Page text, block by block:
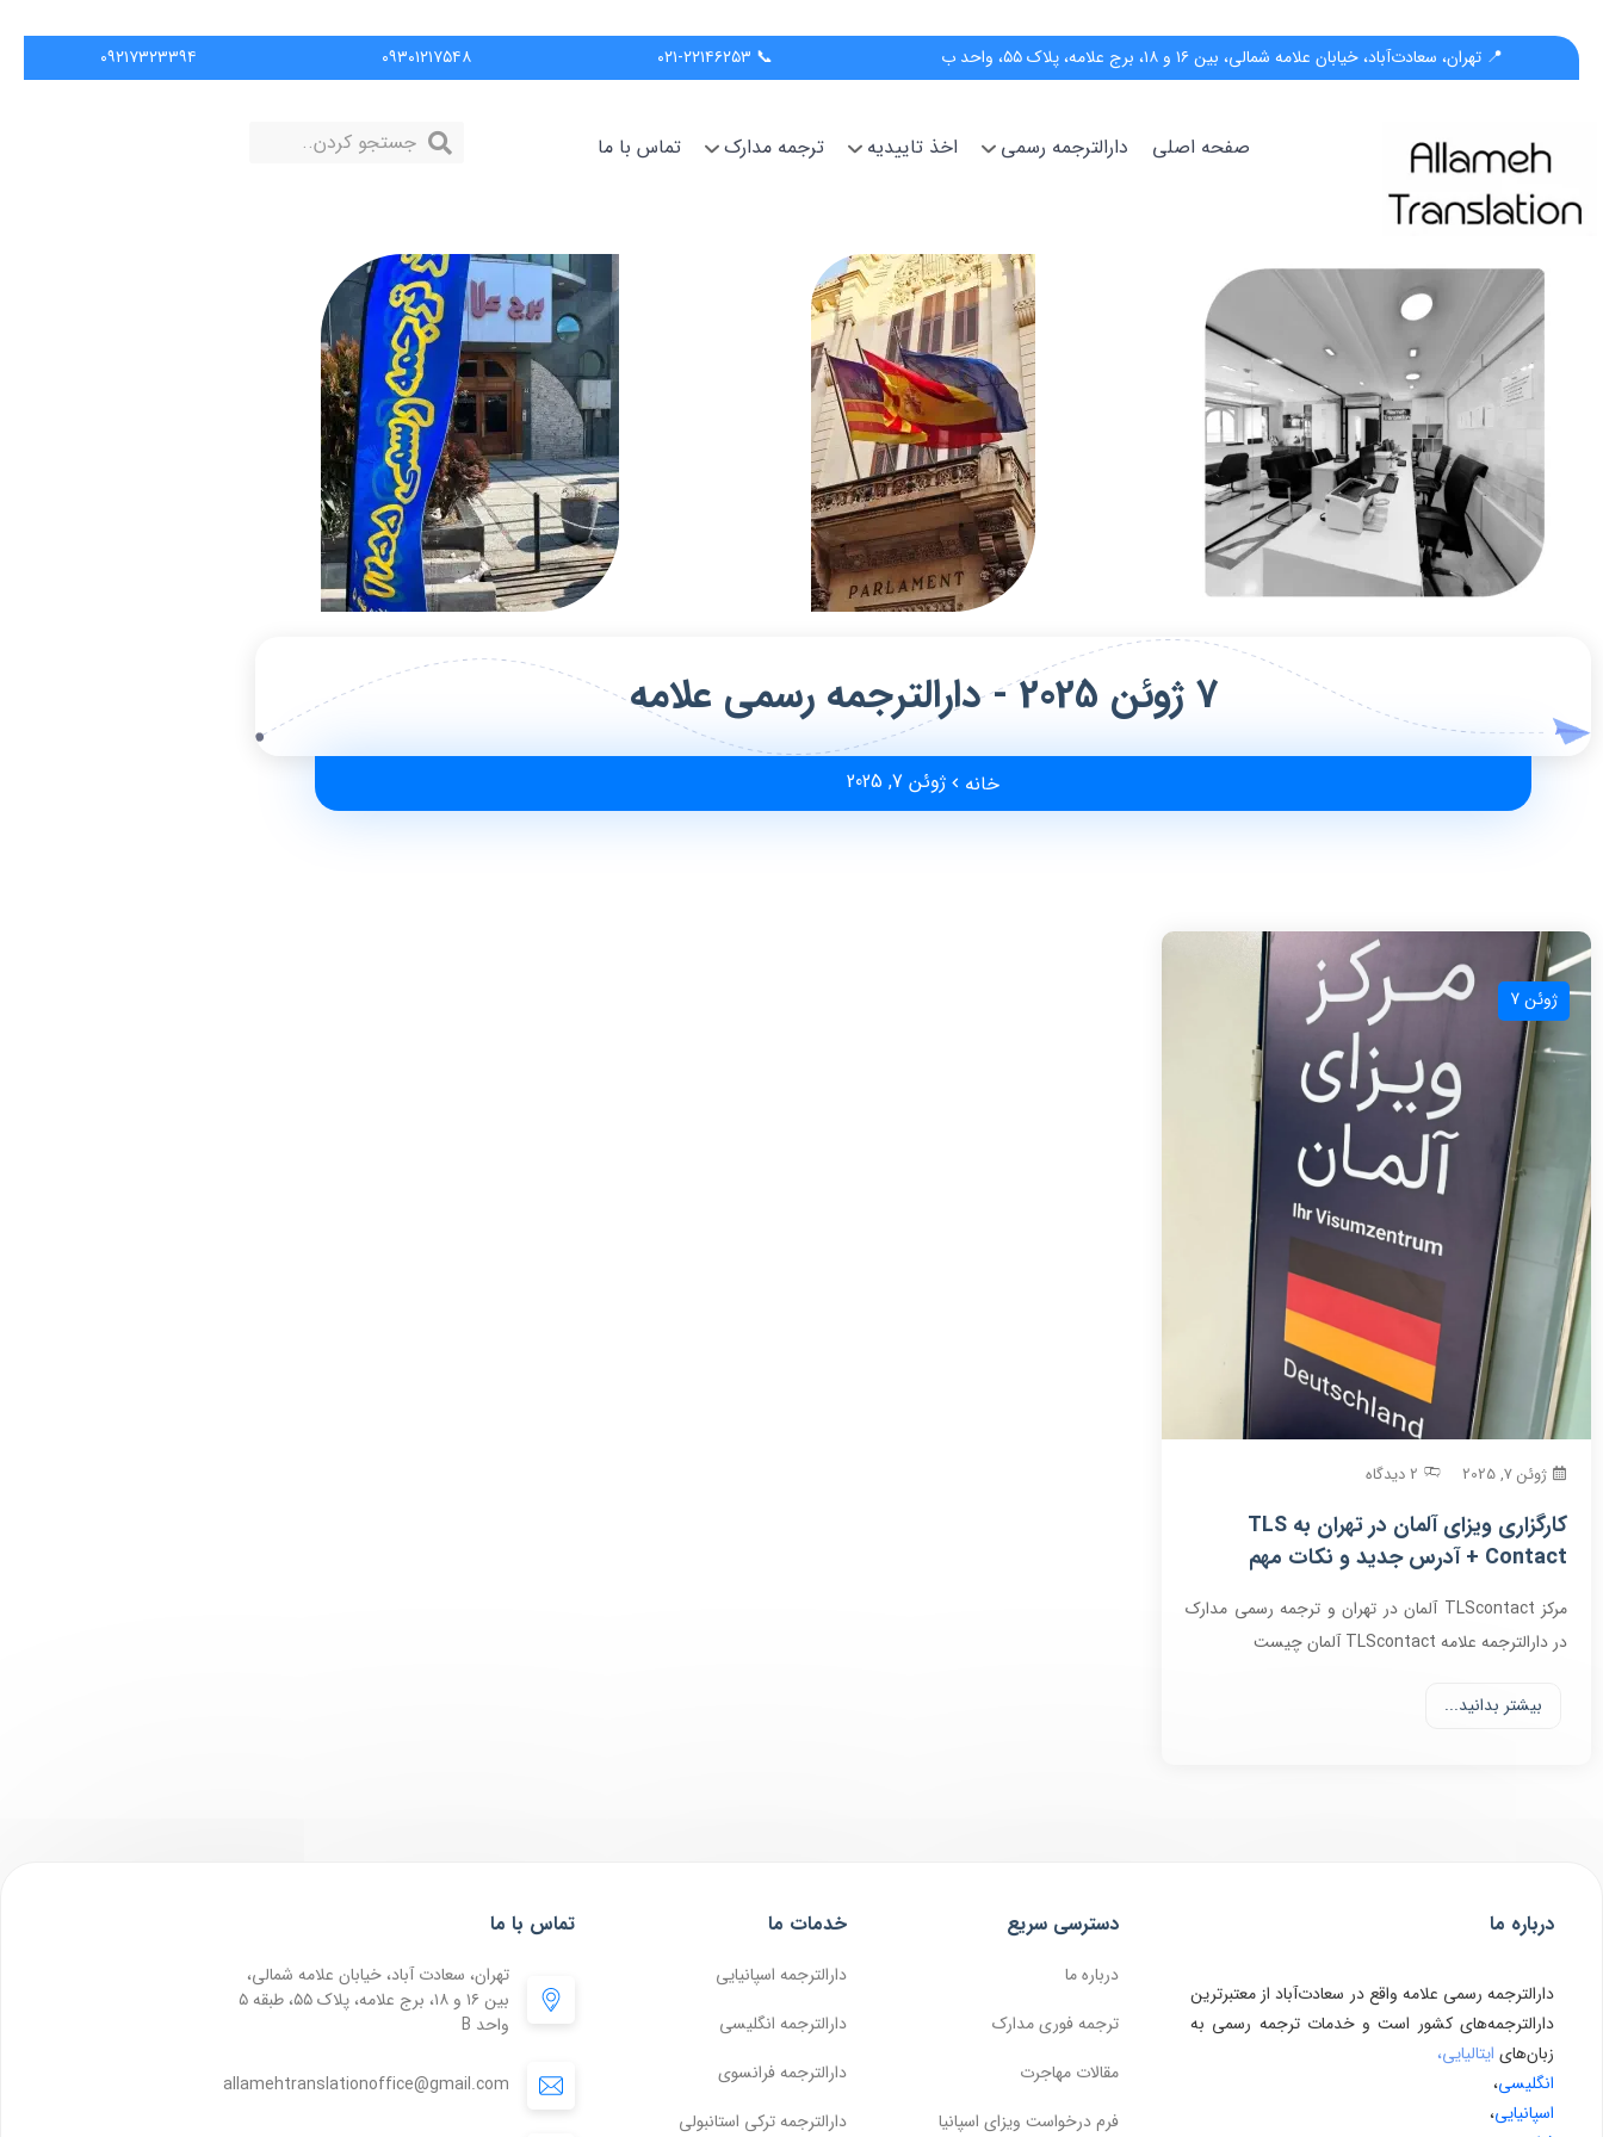
📍 تهران، سعادت‌آباد، خیابان علامه شمالی، بین ۱۶ و ۱۸، برج علامه، پلاک ۵۵، واحد ب 📞 ۰۲۱-۲۲۱۴۶۲۵۳ ۰۹۳۰۱۲۱۷۵۴۸ ۰۹۲۱۷۳۲۳۳۹۴
صفحه اصلی دارالترجمه رسمی اخذ تاییدیه ترجمه مدارک تماس با ما
7 ژوئن 2025 - دارالترجمه رسمی علامه
خانه ژوئن 7, 2025
ژوئن 7
ژوئن 7, 2025
کارگزاری ویزای آلمان در تهران به TLS
Contact + آدرس جدید و نکات مهم
مرکز TLScontact آلمان در تهران و ترجمه رسمی مدارک
در دارالترجمه علامه TLScontact آلمان چیست
بیشتر بدانید...
درباره ما
دارالترجمه رسمی علامه واقع در سعادت‌آباد از معتبرترین
دارالترجمه‌های کشور است و خدمات ترجمه رسمی به
زبان‌های ایتالیایی،
انگلیسی،
اسپانیایی،
دسترسی سریع
درباره ما
ترجمه فوری مدارک
مقالات مهاجرت
فرم درخواست ویزای اسپانیا
خدمات ما
دارالترجمه اسپانیایی
دارالترجمه انگلیسی
دارالترجمه فرانسوی
دارالترجمه ترکی استانبولی
تماس با ما
تهران، سعادت آباد، خیابان علامه شمالی،
بین ۱۶ و ۱۸، برج علامه، پلاک ۵۵، طبقه ۵
واحد B
allamehtranslationoffice@gmail.com